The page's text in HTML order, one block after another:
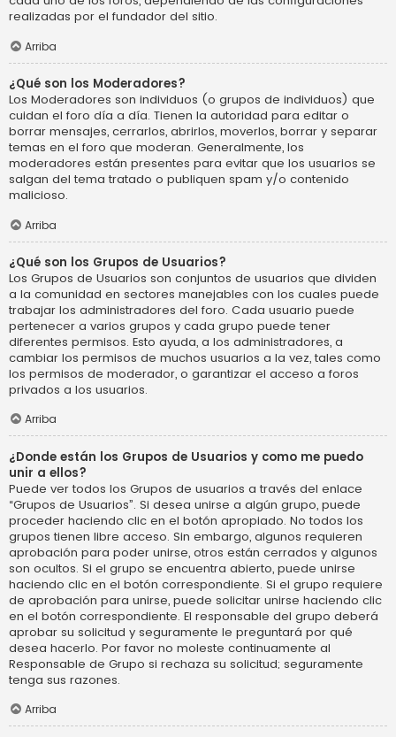
realizadas por el fundador del sitio.
Arriba
¿Qué son los Moderadores?
Los Moderadores son individuos (o grupos de individuos) que
cuidan el foro día a día. Tienen la autoridad para editar o
borrar mensajes, cerrarlos, abrirlos, moverlos, borrar y separar
temas en el foro que moderan. Generalmente, los
moderadores están presentes para evitar que los usuarios se
salgan del tema tratado o publiquen spam y/o contenido
malicioso.
Arriba
¿Qué son los Grupos de Usuarios?
Los Grupos de Usuarios son conjuntos de usuarios que dividen
a la comunidad en sectores manejables con los cuales puede
trabajar los administradores del foro. Cada usuario puede
pertenecer a varios grupos y cada grupo puede tener
diferentes permisos. Esto ayuda, a los administradores, a
cambiar los permisos de muchos usuarios a la vez, tales como
los permisos de moderador, o garantizar el acceso a foros
privados a los usuarios.
Arriba
¿Donde están los Grupos de Usuarios y como me puedo
unir a ellos?
Puede ver todos los Grupos de usuarios a través del enlace
“Grupos de Usuarios”. Si desea unirse a algún grupo, puede
proceder haciendo clic en el botón apropiado. No todos los
grupos tienen libre acceso. Sin embargo, algunos requieren
aprobación para poder unirse, otros están cerrados y algunos
son ocultos. Si el grupo se encuentra abierto, puede unirse
haciendo clic en el botón correspondiente. Si el grupo requiere
de aprobación para unirse, puede solicitar unirse haciendo clic
en el botón correspondiente. El responsable del grupo deberá
aprobar su solicitud y seguramente le preguntará por qué
desea hacerlo. Por favor no moleste continuamente al
Responsable de Grupo si rechaza su solicitud; seguramente
tenga sus razones.
Arriba